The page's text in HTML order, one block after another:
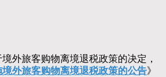
旅客购物离境退税政策的决定，
境外旅客购物离境退税政策的公告》